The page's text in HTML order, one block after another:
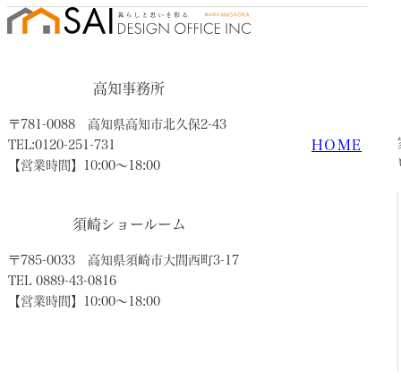
高知事務所
〒781-0088 高知県高知市北久保2-43
TEL:0120-251-731
【営業時間】10:00〜18:00
須崎ショールーム
〒785-0033 高知県須崎市大間西町3-17
TEL 0889-43-0816
【営業時間】10:00〜18:00
HOME